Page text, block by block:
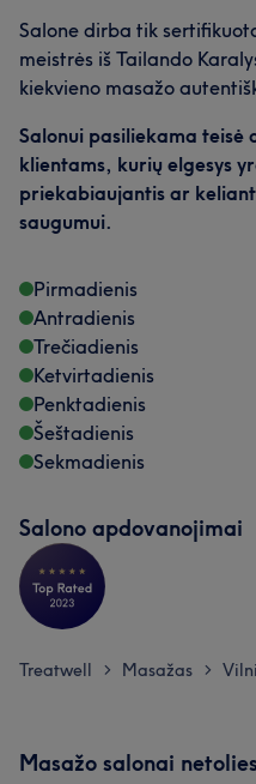
Salone dirba tik
meistrės iš Tailando
kiekvieno masažo
Salonui pasiliekama
klientams, kurių elgesys
priekabiaujantis ar
saugumui.
Pirmadienis
Antradienis
Trečiadienis
Ketvirtadienis
Penktadienis
Šeštadienis
Sekmadienis
Salono apdovanojimai
Treatwell > Masažas >
Masažo salonai